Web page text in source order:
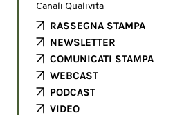
Canali Qualivita
RASSEGNA STAMPA
NEWSLETTER
COMUNICATI STAMPA
WEBCAST
PODCAST
VIDEO